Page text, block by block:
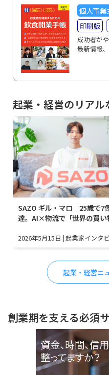
個人事業
印刷版
成功者が
最新情報
起業・経営のリアル
SAZO ギル・マロ｜25歳で7
達。AI×物流で「世界の買
2026年5月15日 | 起業家インタ
起業・経営ニ
創業期を支える必須